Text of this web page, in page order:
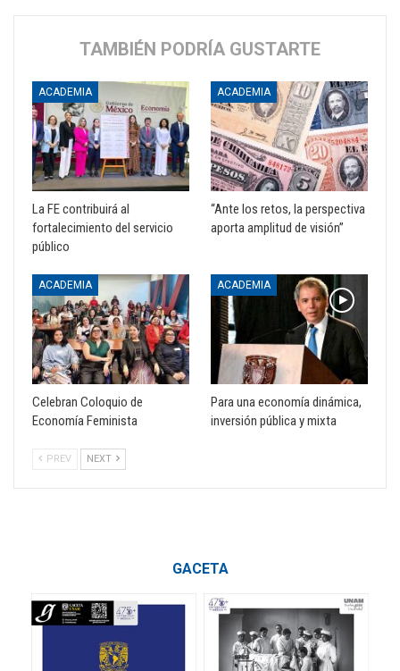
TAMBIÉN PODRÍA GUSTARTE
ACADEMIA
La FE contribuirá al
fortalecimiento del servicio
público
ACADEMIA
“Ante los retos, la perspectiva
aporta amplitud de visión”
ACADEMIA
Celebran Coloquio de
Economía Feminista
ACADEMIA
Para una economía dinámica,
inversión pública y mixta
PREV NEXT
GACETA